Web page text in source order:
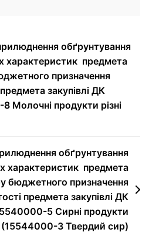
обґрунтування
характеристик предмета
призначення
закупівлі ДК
Молочні продукти різні
обґрунтування
характеристик предмета
бюджетного призначення
предмета закупівлі ДК
5 Сирні продукти
(15544000-3 Твердий сир)